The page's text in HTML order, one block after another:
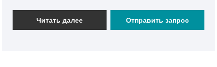
распределительным ящиком, с сертификатом CE,
уникальными характеристиками на рынке.
Читать далее Отправить запрос